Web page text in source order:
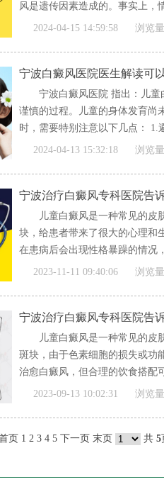
风是遗传因素造成的。事实上，
[全文]
2024-04-15 14:59:58 浏览
宁波白癜风医院医生解读可
宁波白癜风医院 指出：儿
谨慎的过程。儿童的身体发育尚
时，需要特别注意以下几点： 1.
[全文]
2024-04-13 15:32:18 浏览
宁波治疗白癜风专科医院告
儿童白癜风是一种常见的皮
块，给患者带来了很大的心理和
在患病后会出现性格暴躁的情况
[全文]
2023-11-11 09:40:06 浏览
宁波治疗白癜风专科医院告
儿童白癜风是一种常见的皮
斑块，由于色素细胞的损失或功
治愈白癜风，但合理的饮食搭配
[全文]
2023-09-13 10:02:31 浏览
页 1 2 3 4 5 下一页 末页 共 5